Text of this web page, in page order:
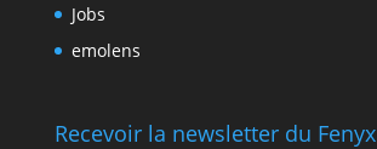
Jobs
emolens
Recevoir la newsletter du Fenyx